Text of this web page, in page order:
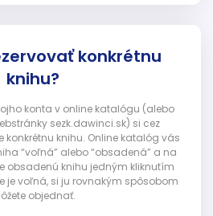
konkrétnu
knihu?
konta v online katalógu (alebo
sezk.dawinci.sk) si cez
knihu. Online katalóg vás
“voľná” alebo “obsadená” a na
obsadenú knihu jedným kliknutím
je voľná, si ju rovnakým spôsobom
objednať.